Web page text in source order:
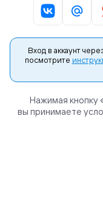
Вход в аккаунт
посмотрите
Нажимая кнопку
вы принимаете